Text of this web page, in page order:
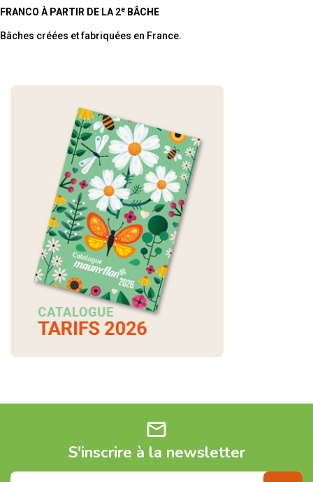
FRANCO À PARTIR DE LA 2e BÂCHE
Bâches créées et fabriquées en France.
mail
S'inscrire à la newsletter